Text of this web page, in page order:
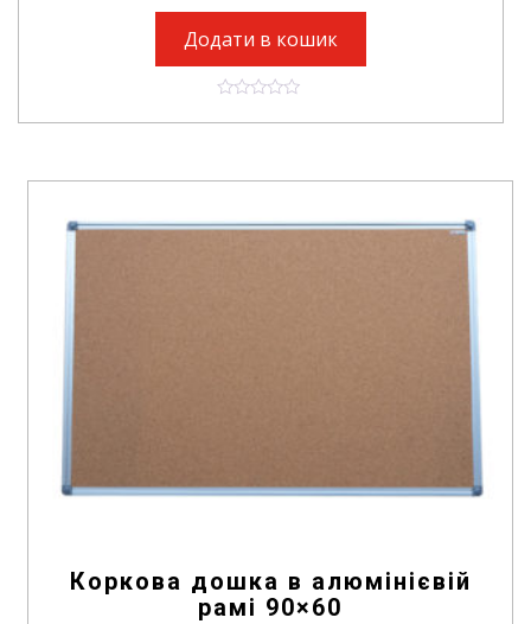
Додати в кошик
o
f
Коркова дошка в алюмінієвій
рамі 90×60